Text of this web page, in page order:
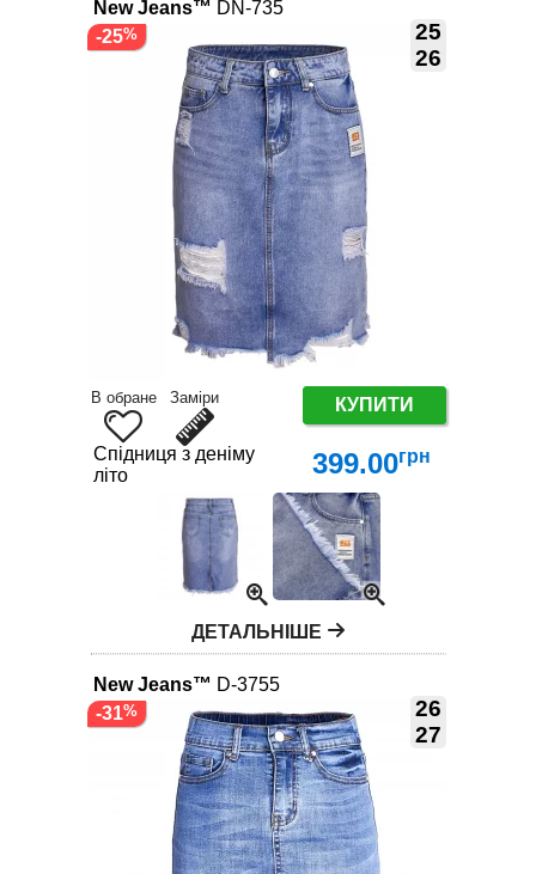
New Jeans™ DN-735
25
26
В обране Заміри КУПИТИ
Спідниця з деніму
літо
399.00грн
-25
ДЕТАЛЬНІШЕ
New Jeans™ D-3755
26
27
-31